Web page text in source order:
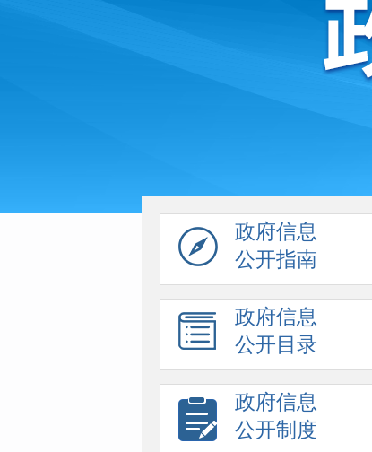
政府信息
公开指南
政府信息
公开目录
政府信息
公开制度